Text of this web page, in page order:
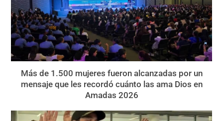
Más de 1.500 mujeres fueron alcanzadas por un
mensaje que les recordó cuánto las ama Dios en
Amadas 2026